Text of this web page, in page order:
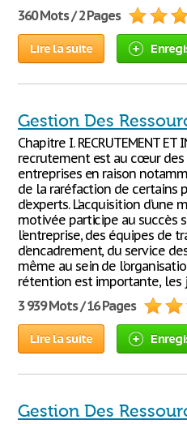
360 Mots / 2 Pages
Lire la suite
Gestion Des
Chapitre I. RECRUTEMENT ET
recrutement est au cœur des
entreprises en raison
de la raréfaction de certains
d’experts. L’acquisition
motivée participe au succès
l’entreprise, des équipes de
d’encadrement, du service
même au sein de
rétention est importante, les
3 939 Mots / 16 Pages
Lire la suite
Gestion Des